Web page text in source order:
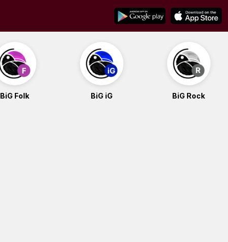
BiG Folk BiG iG BiG Rock